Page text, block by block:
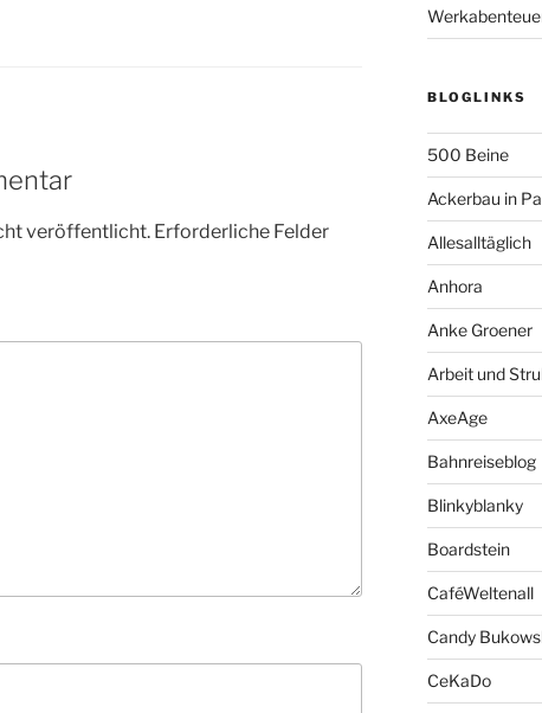
veröffentlicht. Erforderliche Felder
BLOGLINKS
500 Beine
Ackerbau in
Allesalltäglich
Anhora
Anke Groener
Arbeit und
AxeAge
Bahnreiseblog
Blinkyblanky
Boardstein
CaféWeltenall
Candy
CeKaDo